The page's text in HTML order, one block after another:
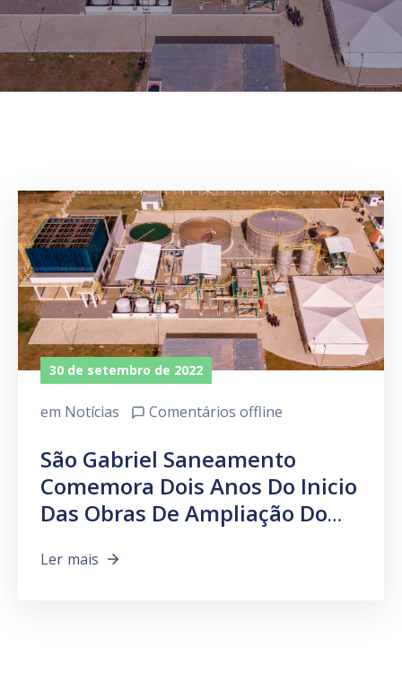
CONTATO
AUTOATENDIMENTO
30 de setembro de 2022
em Notícias Comentários offline
São Gabriel Saneamento
Comemora Dois Anos Do Inicio
Das Obras De Ampliação Do
Ler mais